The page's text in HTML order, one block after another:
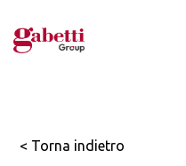
< Torna indietro